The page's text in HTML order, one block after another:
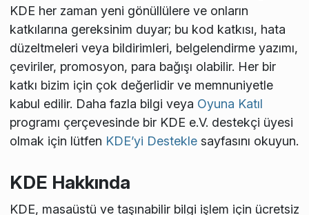
KDE her zaman yeni gönüllülere ve onların
katkılarına gereksinim duyar; bu kod katkısı, hata
düzeltmeleri veya bildirimleri, belgelendirme yazımı,
çeviriler, promosyon, para bağışı olabilir. Her bir
katkı bizim için çok değerlidir ve memnuniyetle
kabul edilir. Daha fazla bilgi veya Oyuna Katıl
programı çerçevesinde bir KDE e.V. destekçi üyesi
olmak için lütfen KDE’yi Desteklesayfasını okuyun.
KDE Hakkında
KDE, masaüstü ve taşınabilir bilgi işlem için ücretsiz